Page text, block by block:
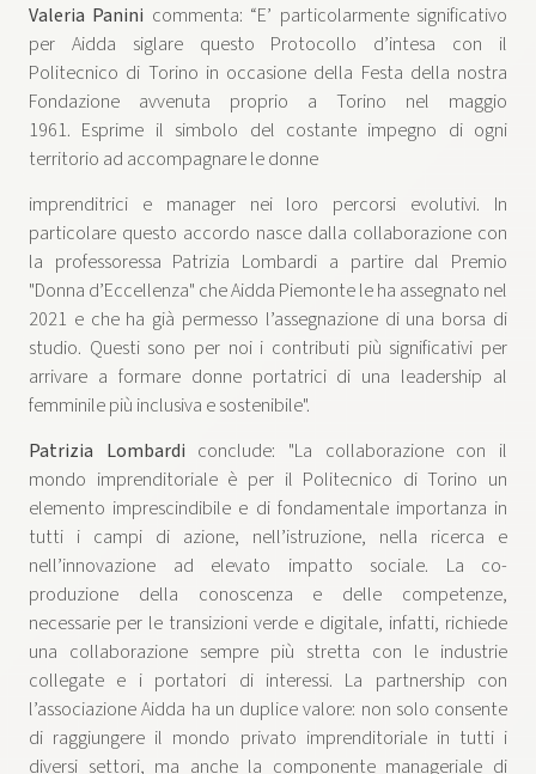
Valeria Panini commenta: “E’ particolarmente significativo
per Aidda siglare questo Protocollo d’intesa con il
Politecnico di Torino in occasione della Festa della nostra
Fondazione avvenuta proprio a Torino nel maggio
1961. Esprime il simbolo del costante impegno di ogni
territorio ad accompagnare le donne
imprenditrici e manager nei loro percorsi evolutivi. In
particolare questo accordo nasce dalla collaborazione con
la professoressa Patrizia Lombardi a partire dal Premio
"Donna d’Eccellenza" che Aidda Piemonte le ha assegnato nel
2021 e che ha già permesso l’assegnazione di una borsa di
studio. Questi sono per noi i contributi più significativi per
arrivare a formare donne portatrici di una leadership al
femminile più inclusiva e sostenibile".
Patrizia Lombardi conclude: "La collaborazione con il
mondo imprenditoriale è per il Politecnico di Torino un
elemento imprescindibile e di fondamentale importanza in
tutti i campi di azione, nell’istruzione, nella ricerca e
nell’innovazione ad elevato impatto sociale. La co-
produzione della conoscenza e delle competenze,
necessarie per le transizioni verde e digitale, infatti, richiede
una collaborazione sempre più stretta con le industrie
collegate e i portatori di interessi. La partnership con
l’associazione Aidda ha un duplice valore: non solo consente
di raggiungere il mondo privato imprenditoriale in tutti i
diversi settori, ma anche la componente manageriale di